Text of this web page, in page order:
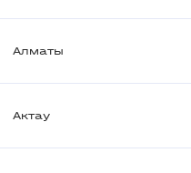
Алматы
Актау